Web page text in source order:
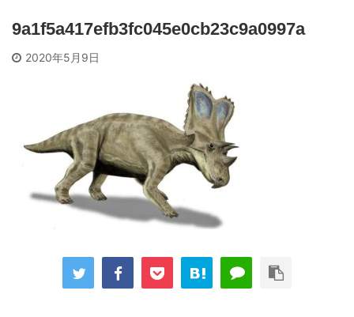
9a1f5a417efb3fc045e0cb23c9a0997a
2020年5月9日